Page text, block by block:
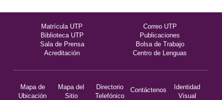
Matrícula UTP
Correo UTP
Biblioteca UTP
Publicaciones
Sala de Prensa
Bolsa de Trabajo
Acreditación
Centro de Lenguas
Mapa de
Ubicación
Mapa del
Sitio
Directorio
Telefónico
Contáctenos
Identidad
Visual